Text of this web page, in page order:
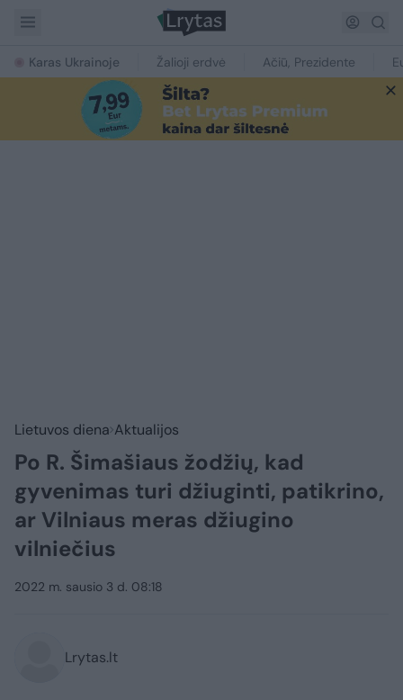
Karas Ukrainoje Žalioji erdvė Ačiū, Prezidente
Lietuvos diena Aktualijos
Po R. Šimašiaus žodžių, kad
gyvenimas turi džiuginti, patikrino,
ar Vilniaus meras džiugino
vilniečius
2022 m. sausio 3 d. 08:18
Lrytas.lt